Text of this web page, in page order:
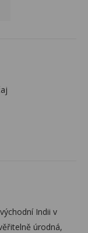
Indii v
úrodná,